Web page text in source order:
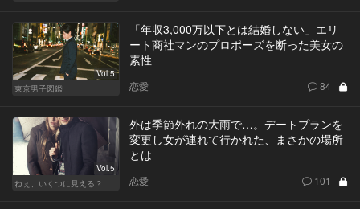
Vol.5
東京男子図鑑
「年収3,000万以下とは結婚しない」エリ
ート商社マンのプロポーズを断った美女の
素性
恋愛 84
Vol.5
ねぇ、いくつに見える？
外は季節外れの大雨で…。デートプランを
変更し女が連れて行かれた、まさかの場所
とは
恋愛 101